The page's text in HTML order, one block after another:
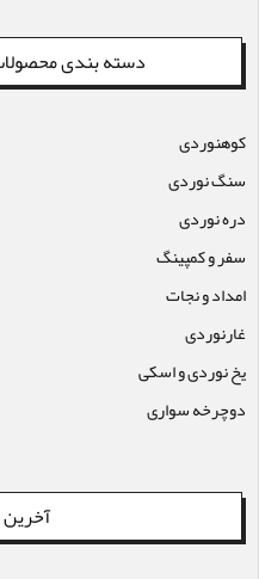
دسته بندی
کوهنوردی
سنگ نوردی
دره نوردی
سفر و کمپینگ
امداد و نجات
غارنوردی
یخ نوردی و اسکی
دوچرخه سواری